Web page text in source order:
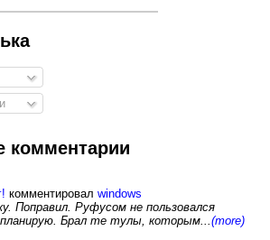
комментарии
комментировалwindows
Поправил. Руфусом не пользовался
Брал те тулы, которым...(more)